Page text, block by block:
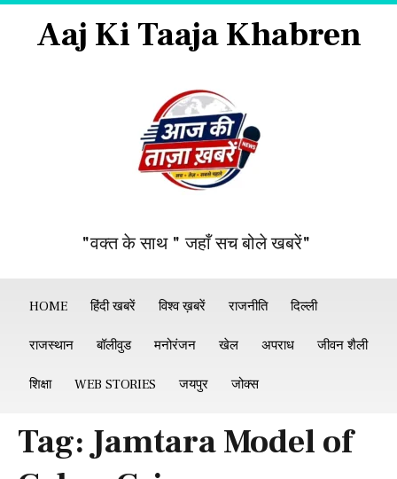
Aaj Ki Taaja Khabren
"वक्त के साथ " जहाँ सच बोले खबरें"
HOME हिंदी खबरें विश्व ख़बरें राजनीति दिल्ली
राजस्थान बॉलीवुड मनोरंजन खेल अपराध जीवन शैली
शिक्षा WEB STORIES जयपुर जोक्स
Tag:Jamtara Model of